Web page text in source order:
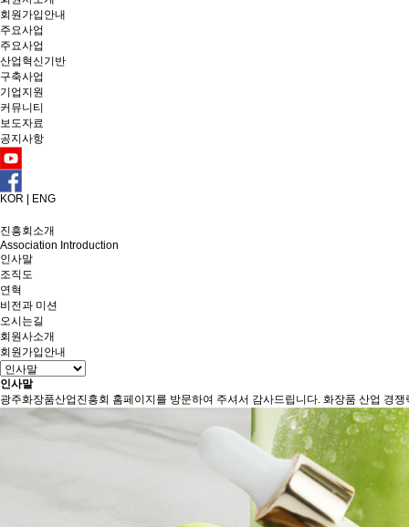
회원가입안내
주요사업
주요사업
산업혁신기반
구축사업
기업지원
커뮤니티
보도자료
공지사항
KOR ENG
진흥회소개
Association Introduction
인사말
조직도
연혁
비전과 미션
오시는길
회원사소개
회원가입안내
인사말
광주화장품산업진흥회 홈페이지를 방문하여 주셔서 감사드립니다. 화장품 산업 경쟁